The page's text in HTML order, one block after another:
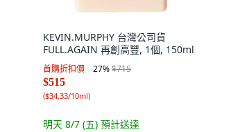
KEVIN.MURPHY 台灣公司貨
FULL.AGAIN 再創高豐, 1個, 150ml
首購折扣價 27%$715
$515
($34.33/10ml)
明天 8/7 (五) 預計送達